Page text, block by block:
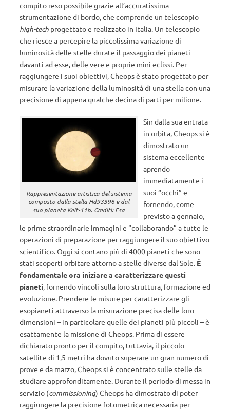
compito reso possibile grazie all’accuratissima
strumentazione di bordo, che comprende un telescopio
high-tech progettato e realizzato in Italia. Un telescopio
che riesce a percepire la piccolissima variazione di
luminosità delle stelle durate il passaggio dei pianeti
davanti ad esse, delle vere e proprie mini eclissi. Per
raggiungere i suoi obiettivi, Cheops è stato progettato per
misurare la variazione della luminosità di una stella con una
precisione di appena qualche decina di parti per milione.
Rappresentazione artistica del sistema
composto dalla stella Hd93396 e dal
suo pianeta Kelt-11b. Crediti: Esa
Sin dalla sua entrata
in orbita, Cheops si è
dimostrato un
sistema eccellente
aprendo
immediatamente i
suoi “occhi” e
fornendo, come
previsto a gennaio,
le prime straordinarie immagini e “collaborando” a tutte le
operazioni di preparazione per raggiungere il suo obiettivo
scientifico. Oggi si contano più di 4000 pianeti che sono
stati scoperti orbitare attorno a stelle diverse dal Sole. È
fondamentale ora iniziare a caratterizzare questi
pianeti, fornendo vincoli sulla loro struttura, formazione ed
evoluzione. Prendere le misure per caratterizzare gli
esopianeti attraverso la misurazione precisa delle loro
dimensioni – in particolare quelle dei pianeti più piccoli – è
esattamente la missione di Cheops. Prima di essere
dichiarato pronto per il compito, tuttavia, il piccolo
satellite di 1,5 metri ha dovuto superare un gran numero di
prove e da marzo, Cheops si è concentrato sulle stelle da
studiare approfonditamente. Durante il periodo di messa in
servizio (commissioning) Cheops ha dimostrato di poter
raggiungere la precisione fotometrica necessaria per